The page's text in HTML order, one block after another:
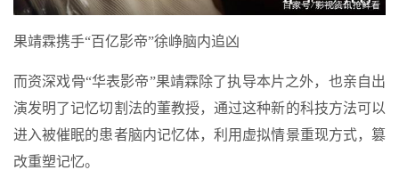
果靖霖携手“百亿影帝”徐峥脑内追凶
而资深戏骨“华表影帝”果靖霖除了执导本片之外，也亲自出
演发明了记忆切割法的董教授，通过这种新的科技方法可以
进入被催眠的患者脑内记忆体，利用虚拟情景重现方式，篡
改重塑记忆。